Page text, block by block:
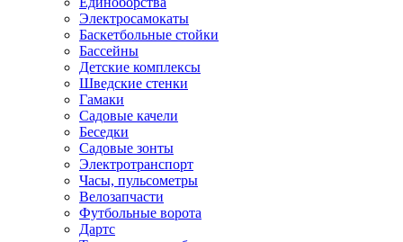
Электросамокаты
Баскетбольные стойки
Бассейны
Детские комплексы
Шведские стенки
Гамаки
Садовые качели
Беседки
Садовые зонты
Электротранспорт
Часы, пульсометры
Велозапчасти
Футбольные ворота
Дартс